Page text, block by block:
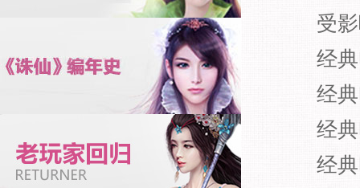
受
经
经
经
经